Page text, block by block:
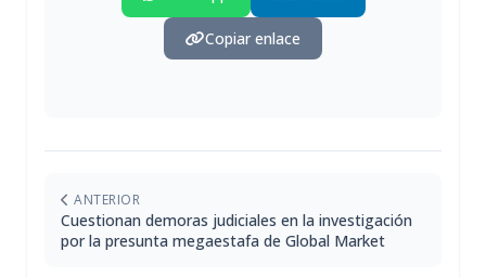
Copiar enlace
ANTERIOR
Cuestionan demoras judiciales en la investigación
por la presunta megaestafa de Global Market